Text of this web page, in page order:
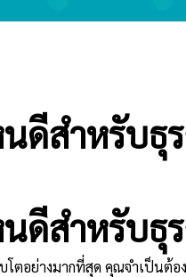
นดีสำหรับ
นดีสำหรับ
ตอย่างมากที่สุด คุณจำเป็นต้อ